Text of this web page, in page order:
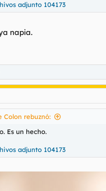
adjunto 104173
napia.
Colon rebuznó:
Es un hecho.
adjunto 104173